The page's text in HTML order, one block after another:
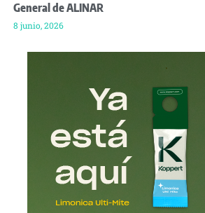
General de ALINAR
8 junio, 2026